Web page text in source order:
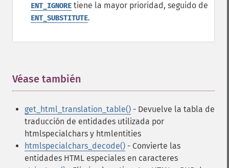
ENT_IGNORE tiene la mayor prioridad, seguido de
ENT_SUBSTITUTE.
Véase también
get_html_translation_table() - Devuelve la tabla de
traducción de entidades utilizada por
htmlspecialchars y htmlentities
htmlspecialchars_decode() - Convierte las
entidades HTML especiales en caracteres